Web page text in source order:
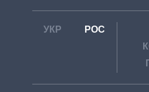
УКР РОС